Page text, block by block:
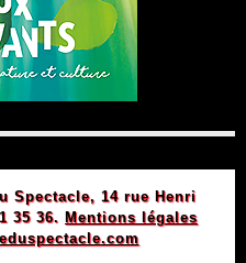
Spectacle, 14 rue Henri
35 36. Mentions légales